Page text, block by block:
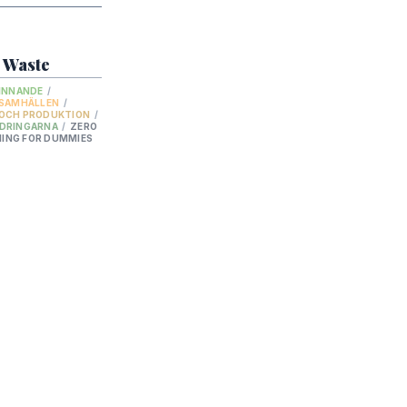
5.
tillväxt
samhällen
15.
/
/
PRODUKTION /
/ ZERO
FOR DUMMIES